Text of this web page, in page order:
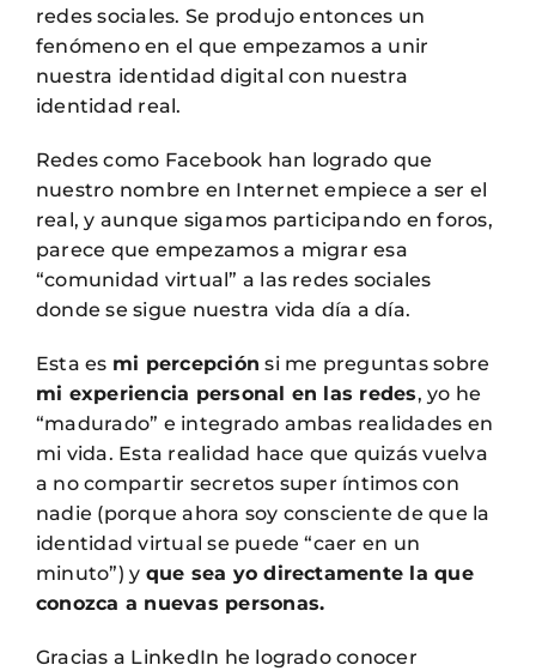
redes sociales. Se produjo entonces un
fenómeno en el que empezamos a unir
nuestra identidad digital con nuestra
identidad real.
Redes como Facebook han logrado que
nuestro nombre en Internet empiece a ser el
real, y aunque sigamos participando en foros,
parece que empezamos a migrar esa
“comunidad virtual” a las redes sociales
donde se sigue nuestra vida día a día.
Esta es mi percepción si me preguntas sobre
mi experiencia personal en las redes, yo he
“madurado” e integrado ambas realidades en
mi vida. Esta realidad hace que quizás vuelva
a no compartir secretos super íntimos con
nadie (porque ahora soy consciente de que la
identidad virtual se puede “caer en un
minuto”) y que sea yo directamente la que
conozca a nuevas personas.
Gracias a LinkedIn he logrado conocer